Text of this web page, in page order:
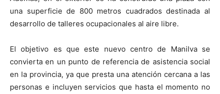
una superficie de 800 metros cuadrados destinada al
desarrollo de talleres ocupacionales al aire libre.
El objetivo es que este nuevo centro de Manilva se
convierta en un punto de referencia de asistencia social
en la provincia, ya que presta una atención cercana a las
personas e incluyen servicios que hasta el momento no